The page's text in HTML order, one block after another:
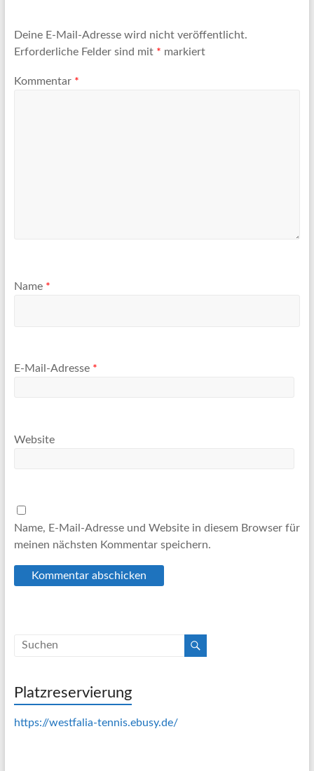
Deine E-Mail-Adresse wird nicht veröffentlicht.
Erforderliche Felder sind mit * markiert
Kommentar *
Name *
E-Mail-Adresse *
Website
Name, E-Mail-Adresse und Website in diesem Browser für
meinen nächsten Kommentar speichern.
Platzreservierung
https://westfalia-tennis.ebusy.de/